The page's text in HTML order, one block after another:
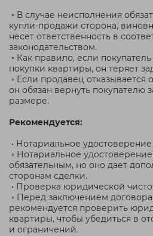
◦ В случае неисполнения
купли-продажи сторона,
несет ответственность в
законодательством.
◦ Как правило, если
покупки квартиры, он теряет
◦ Если продавец
он обязан вернуть покупателю
размере.
Рекомендуется:
• Нотариальное удостоверение
◦ Нотариальное
обязательным, но оно дает
сторонам сделки.
• Проверка юридической
◦ Перед заключением
рекомендуется проверить
квартиры, чтобы убедиться в
и ограничений.